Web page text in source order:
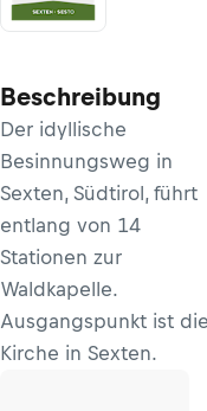
Beschreibung
Der idyllische
Besinnungsweg in
Sexten, Südtirol, führt
entlang von 14
Stationen zur
Waldkapelle.
Ausgangspunkt ist die
Kirche in Sexten.